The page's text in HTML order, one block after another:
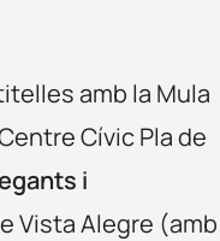
amb la Mula
Cívic Pla de
i
Vista Alegre (amb